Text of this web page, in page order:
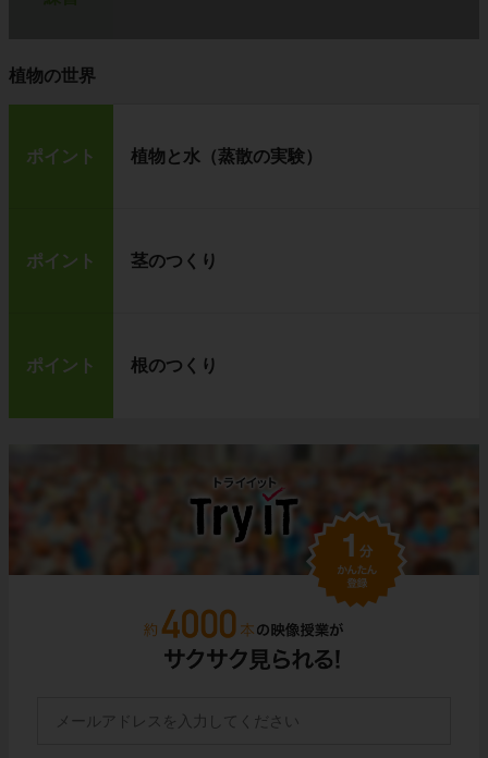
植物の世界
ポイント 植物と水（蒸散の実験）
ポイント 茎のつくり
ポイント 根のつくり